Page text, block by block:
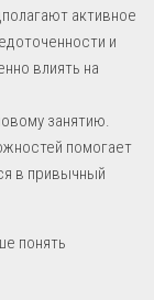
активное
и
влиять на
занятию.
помогает
в привычный
понять